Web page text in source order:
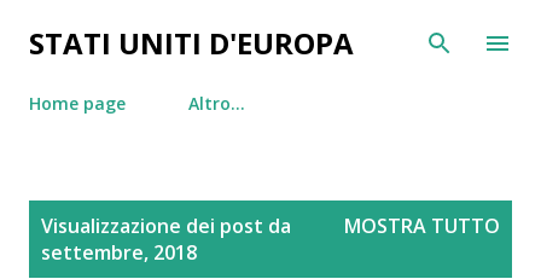
Passa ai contenuti principali
STATI UNITI D'EUROPA
Home page Altro…
Visualizzazione dei post da
settembre, 2018
MOSTRA TUTTO